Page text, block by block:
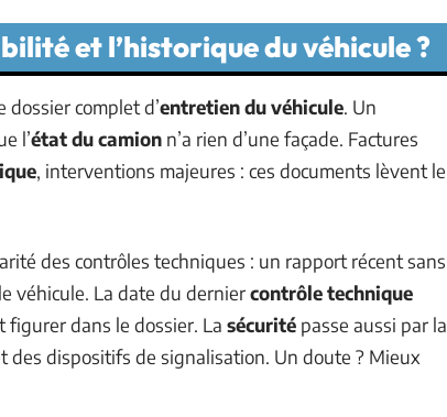
et l’historique du véhicule ?
dossier complet d’entretien du véhicule. Un
l’état du camion n’a rien d’une façade. Factures
, interventions majeures : ces documents lèvent le
des contrôles techniques : un rapport récent sans
véhicule. La date du derniercontrôle technique
dans le dossier. La sécurité passe aussi par la
dispositifs de signalisation. Un doute ? Mieux